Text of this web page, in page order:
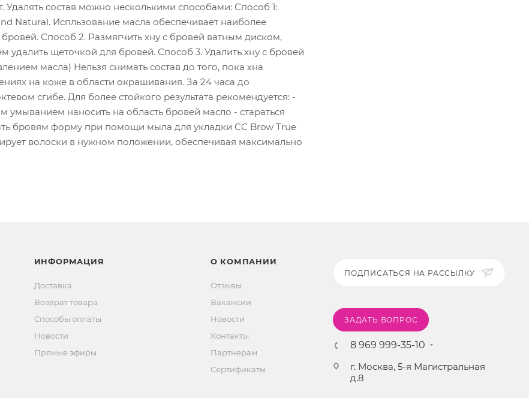
состав можно несколькими способами: Способ 1:
Natural. Испльзование масла обеспечивает наиболее
бровей. Способ 2. Размягчить хну с бровей ватным диском,
удалить щеточкой для бровей. Способ 3. Удалить хну с бровей
масла) Нельзя снимать состав до того, пока хна
на коже в области окрашивания. За 24 часа до
сгибе. Для более стойкого результата рекомендуется: -
наносить на область бровей масло - стараться
бровям форму при помощи мыла для укладки CC Brow True
волоски в нужном положении, обеспечивая максимально
ИНФОРМАЦИЯ
Доставка
Возврат товара
Способы оплаты
Новости
Прямые эфиры
О КОМПАНИИ
Отзывы
Вакансии
Новости
Контакты
Партнерам
Сертификаты
ПОДПИСАТЬСЯ НА РАССЫЛКУ
ЗАДАТЬ ВОПРОС
8 969 999-35-10
г. Москва, 5-я Магистральная
д.8